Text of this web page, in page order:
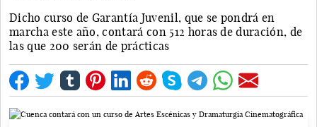
Dicho curso de Garantía Juvenil, que se pondrá en
marcha este año, contará con 512 horas de duración, de
las que 200 serán de prácticas